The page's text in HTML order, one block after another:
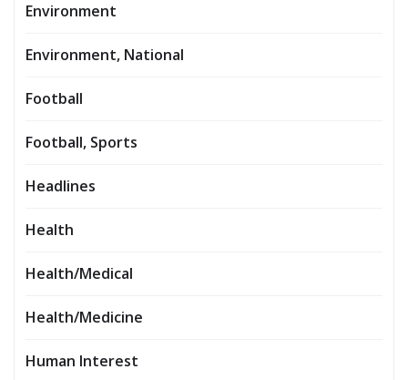
Environment
Environment, National
Football
Football, Sports
Headlines
Health
Health/Medical
Health/Medicine
Human Interest